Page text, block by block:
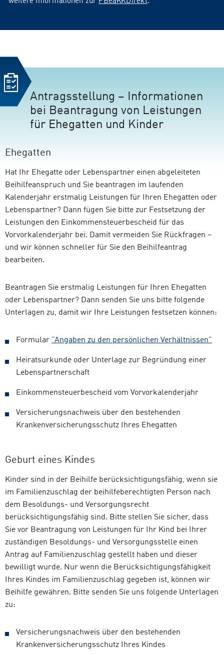
Antragsstellung – Informationen
bei Beantragung von Leistungen
für Ehegatten und Kinder
Ehegatten
Hat Ihr Ehegatte oder Lebenspartner einen abgeleiteten
Beihilfeanspruch und Sie beantragen im laufenden
Kalenderjahr erstmalig Leistungen für Ihren Ehegatten oder
Lebenspartner? Dann fügen Sie bitte zur Festsetzung der
Leistungen den Einkommensteuerbescheid für das
Vorvorkalenderjahr bei. Damit vermeiden Sie Rückfragen –
und wir können schneller für Sie den Beihilfeantrag
bearbeiten.
Beantragen Sie erstmalig Leistungen für Ihren Ehegatten
oder Lebenspartner? Dann senden Sie uns bitte folgende
Unterlagen zu, damit wir Ihre Leistungen festsetzen können:
Formular "Angaben zu den persönlichen Verhältnissen"
Heiratsurkunde oder Unterlage zur Begründung einer
Lebenspartnerschaft
Einkommensteuerbescheid vom Vorvorkalenderjahr
Versicherungsnachweis über den bestehenden
Krankenversicherungsschutz Ihres Ehegatten
Geburt eines Kindes
Kinder sind in der Beihilfe berücksichtigungsfähig, wenn sie
im Familienzuschlag der beihilfeberechtigten Person nach
dem Besoldungs- und Versorgungsrecht
berücksichtigungsfähig sind. Bitte stellen Sie sicher, dass
Sie vor Beantragung von Leistungen für Ihr Kind bei Ihrer
zuständigen Besoldungs- und Versorgungsstelle einen
Antrag auf Familienzuschlag gestellt haben und dieser
bewilligt wurde. Nur wenn die Berücksichtigungsfähigkeit
Ihres Kindes im Familienzuschlag gegeben ist, können wir
Beihilfe gewähren. Bitte senden Sie uns folgende Unterlagen
zu:
Versicherungsnachweis über den bestehenden
Krankenversicherungsschutz Ihres Kindes